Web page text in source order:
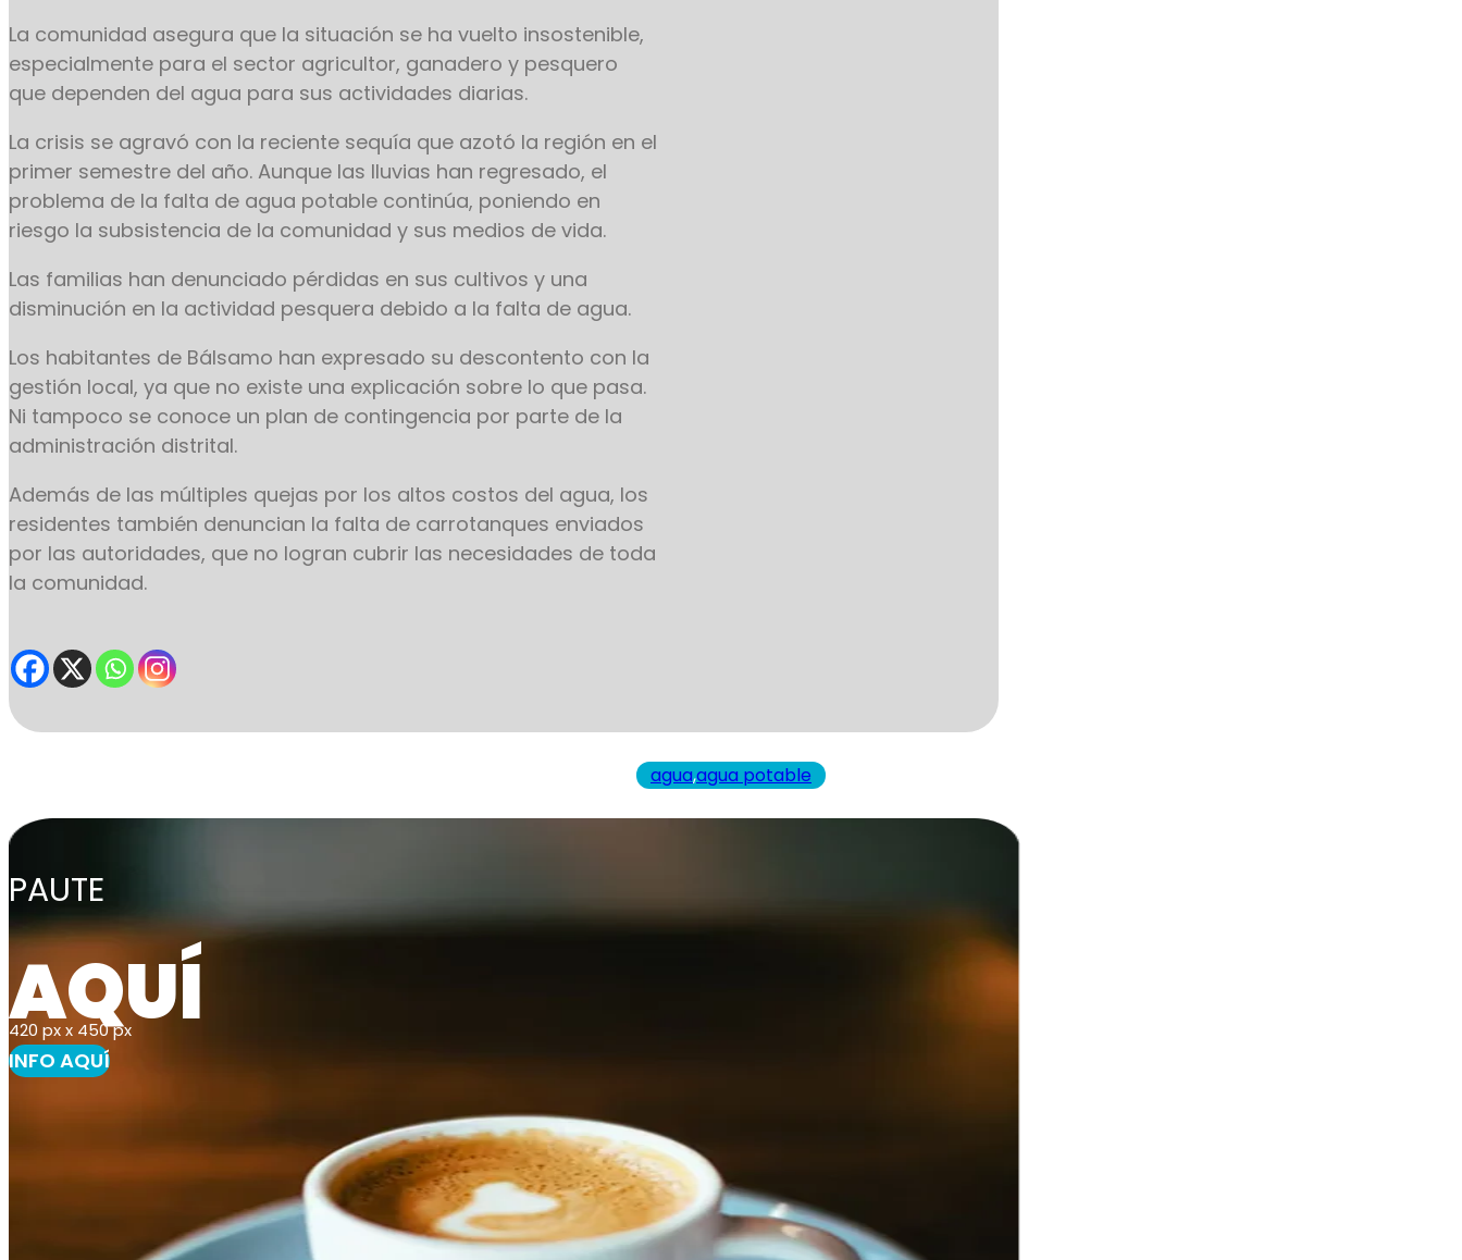
La comunidad asegura que la situación se ha vuelto insostenible,
especialmente para el sector agricultor, ganadero y pesquero
que dependen del agua para sus actividades diarias.
La crisis se agravó con la reciente sequía que azotó la región en el
primer semestre del año. Aunque las lluvias han regresado, el
problema de la falta de agua potable continúa, poniendo en
riesgo la subsistencia de la comunidad y sus medios de vida.
Las familias han denunciado pérdidas en sus cultivos y una
disminución en la actividad pesquera debido a la falta de agua.
Los habitantes de Bálsamo han expresado su descontento con la
gestión local, ya que no existe una explicación sobre lo que pasa.
Ni tampoco se conoce un plan de contingencia por parte de la
administración distrital.
Además de las múltiples quejas por los altos costos del agua, los
residentes también denuncian la falta de carrotanques enviados
por las autoridades, que no logran cubrir las necesidades de toda
la comunidad.
agua,agua potable
PAUTE
AQUÍ
420 px x 450 px
INFO AQUÍ